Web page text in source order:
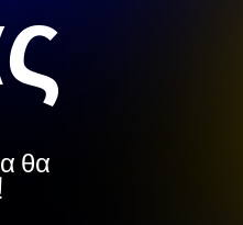
θα